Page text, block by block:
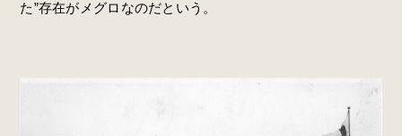
た”存在がメグロなのだという。